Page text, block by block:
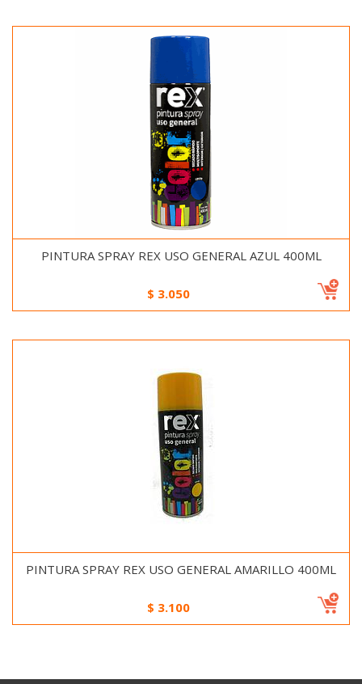
PINTURA SPRAY REX USO GENERAL AZUL 400ML
$ 3.050
PINTURA SPRAY REX USO GENERAL AMARILLO 400ML
$ 3.100